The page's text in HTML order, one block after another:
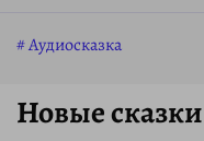
Аудиосказка
Новые сказки